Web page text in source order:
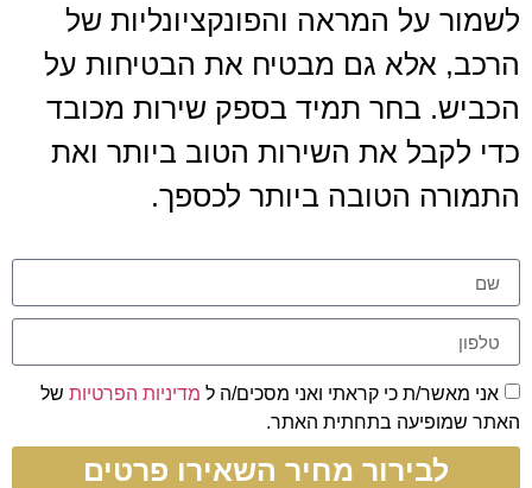
לשמור על המראה והפונקציונליות של
הרכב, אלא גם מבטיח את הבטיחות על
הכביש. בחר תמיד בספק שירות מכובד
כדי לקבל את השירות הטוב ביותר ואת
התמורה הטובה ביותר לכספך.
אני מאשר/ת כי קראתי ואני מסכים/ה ל מדיניות הפרטיות של
האתר שמופיעה בתחתית האתר.
לבירור מחיר השאירו פרטים